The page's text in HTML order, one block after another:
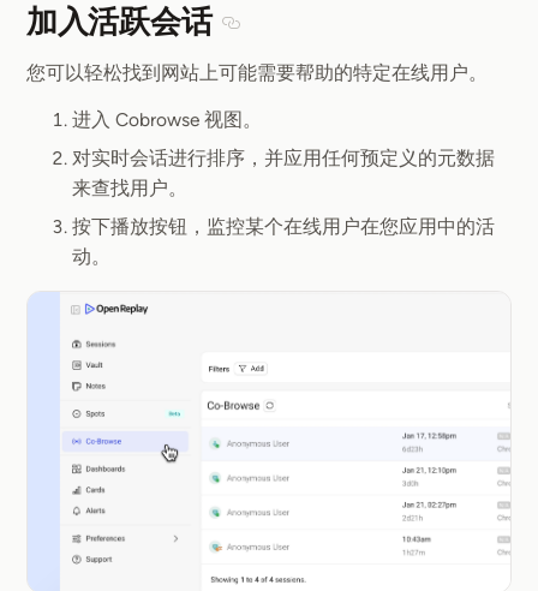
加入活跃会话
您可以轻松找到网站上可能需要帮助的特定在线用户。
进入 Cobrowse 视图。
对实时会话进行排序，并应用任何预定义的元数据
来查找用户。
按下播放按钮，监控某个在线用户在您应用中的活
动。